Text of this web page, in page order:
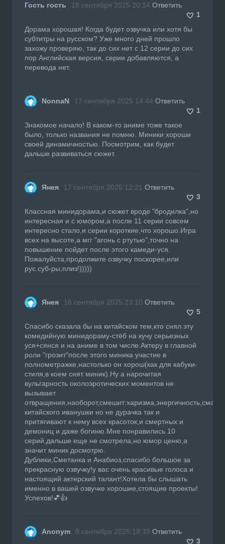
Гость гость 18 сентября 2025 20:14 Ответить
1
Дорама хорошая! Когда будет озвучка или хотя бы
субтитры на русском? Уже много дней прошло
захожу проверяю, так до сих нет с 12 серии до сих
пор Английская версия, серии добавляются, а
перевода нет.
NonnaN 17 сентября 2025 14:44 Ответить
1
Знакомое начало! В каком-то аниме тоже такое
было, только названия не помню. Миники хороши
своей динамичностью. Посмотрим, как будет
дальше развиваться сюжет.
Янея 17 сентября 2025 12:21 Ответить
3
Классная минидорама,и сюжет вроде "бродилка",но
интересная и с юмором,а после 11 серии совсем
интересно стало,и серии короткие,что хорошо.Игра
всех на высоте,а мгг "агонь с ртутью",точно на
повышение пойдет после этого камеди-уся.
Пожалуйста,продолжите озвучку поскорее,или
рус.суб-ры,плиз!)))))
Янея 16 сентября 2025 23:10 Ответить
5
Спасибо сказала бы на китайском тем,кто снял эту
комедийную минидораму-стёб на кучу серьезных
уся+сянся и на аниме в том числе.Актеру в главной
роли "грозит"после этого миника участие в
полнометражке,настолько он хорош(как для кабуки-
стиля,в коем снят миник).Ну а нарочитая
вульгарность околоэротических моментов не
вызывает
китайского иванушки но не дурачка так и
притягивают к нему всех красоток,и смертных и
демониц и даже богиню.Мне понравились 10
серий,дальше еще не смотрела,но юмор ценю,а
значит миник досмотрю.
Дублики,Сметанка и Анабиоз,спасибо большое за
прекрасную озвучку!у вас очень красивые голоса и
настоящий актерский талант!Хотела бы слышать
именно в вашей озвучке хорошие,стоящие проекты!
Успехов!💕👍
Anonym 9 сентября 2025 18:33 Ответить
3